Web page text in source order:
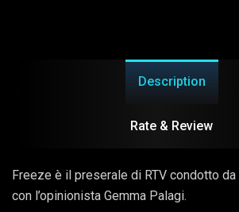
Description
Rate & Review
Freeze è il preserale di RTV condotto da
con l’opinionista Gemma Palagi.